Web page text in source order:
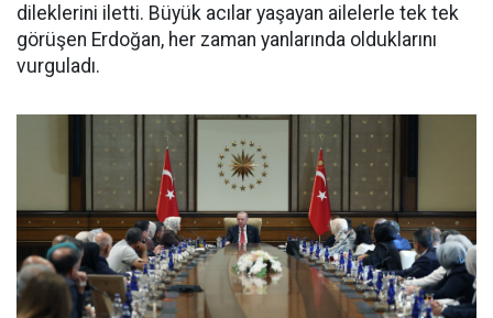
dileklerini iletti. Büyük acılar yaşayan ailelerle tek tek
görüşen Erdoğan, her zaman yanlarında olduklarını
vurguladı.